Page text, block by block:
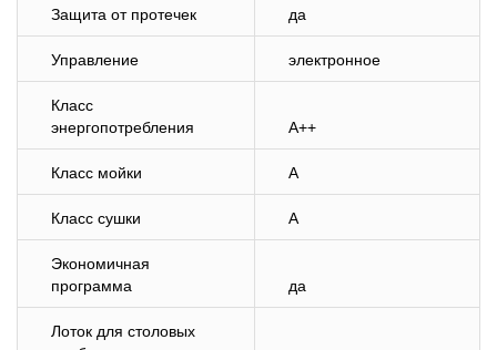
Защита от протечек да
Управление электронное
Класс
энергопотребления
A++
Класс мойки A
Класс сушки A
Экономичная
программа
да
Лоток для столовых